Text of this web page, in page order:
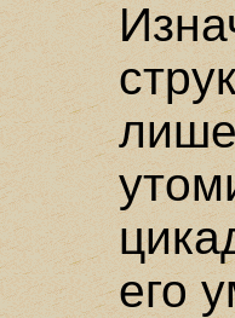
его